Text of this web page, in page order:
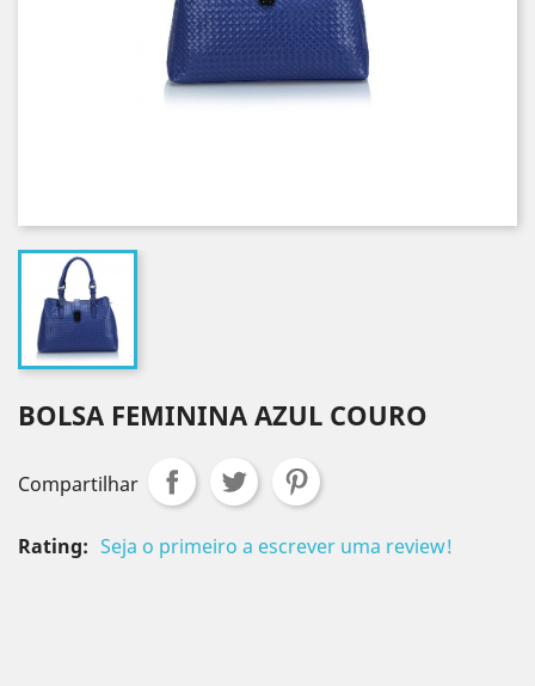
BOLSA FEMININA AZUL COURO
Compartilhar
Rating: Seja o primeiro a escrever uma review!